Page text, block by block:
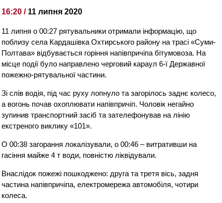
16:20 / 11 липня 2020
11 липня о 00:27 рятувальники отримали інформацію, що
поблизу села Кардашівка Охтирського району на трасі «Суми-
Полтава» відбувається горіння напівпричіпа бітумовоза. На
місце події було направлено черговий караул 6-ї Державної
пожежно-рятувальної частини.
Зі слів водія, під час руху лопнуло та загорілось заднє колесо,
а вогонь почав охоплювати напівпричіп. Чоловік негайно
зупинив транспортний засіб та зателефонував на лінію
екстреного виклику «101».
О 00:38 загорання локалізували, о 00:46 – витративши на
гасіння майже 4 т води, повністю ліквідували.
Внаслідок пожежі пошкоджено: друга та третя вісь, задня
частина напівпричіпа, електромережа автомобіля, чотири
колеса.